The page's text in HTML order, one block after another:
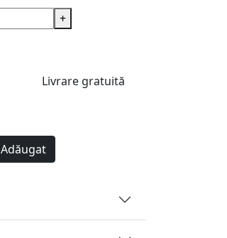
+
Livrare gratuită
Adăugat